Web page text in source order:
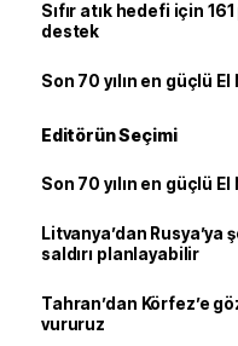
Sıfır atık hedefi için
destek
Son 70 yılın en güçlü
Editörün Seçimi
Son 70 yılın en güçlü
Litvanya’dan Rusya’ya
saldırı planlayabilir
Tahran’dan Körfez’e
vururuz